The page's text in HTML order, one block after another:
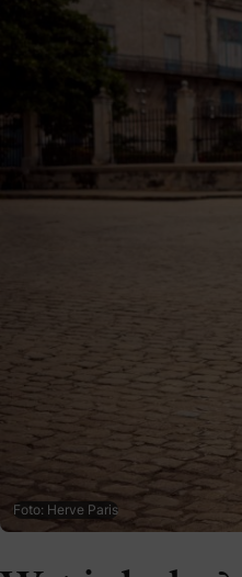
Foto: Herve Paris